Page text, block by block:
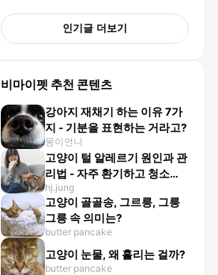
인기글 더보기
비마이펫 추천 콘텐츠
강아지 재채기 하는 이유 7가
지 - 기분을 표현하는 거라고?
몽이언니
고양이 털 알레르기 원인과 관
리법 - 자주 환기하고 청소하
는 게 중요해요!
hj.jung
고양이 골골송, 그르릉, 그릉
그릉 속 의미는?
butter pancake
고양이 눈물, 왜 흘리는 걸까?
butter pancake